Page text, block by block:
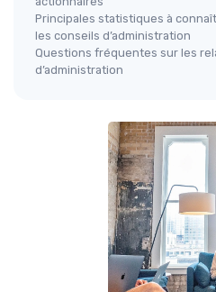
Principales statistiques à
les conseils d’administration
Questions fréquentes sur les
d’administration